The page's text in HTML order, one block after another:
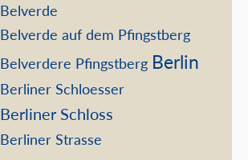
Belverde
Belverde auf dem Pfingstberg
Belverdere Pfingstberg Berlin
Berliner Schloesser
Berliner Schloss
Berliner Strasse